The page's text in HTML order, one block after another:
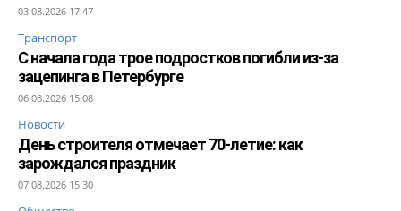
03.08.2026 17:47
Транспорт
С начала года трое подростков погибли из-за
зацепинга в Петербурге
06.08.2026 15:08
Новости
День строителя отмечает 70-летие: как
зарождался праздник
07.08.2026 15:30